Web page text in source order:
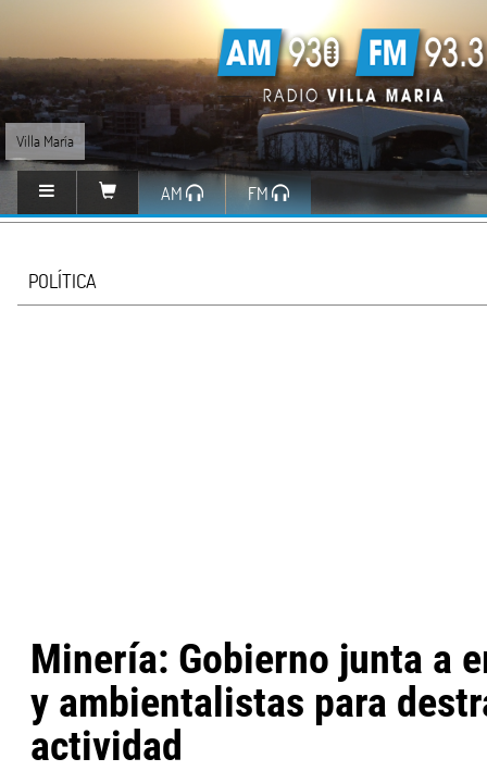
Villa María
AM FM
POLÍTICA
Minería: Gobierno junta a
y ambientalistas para
actividad